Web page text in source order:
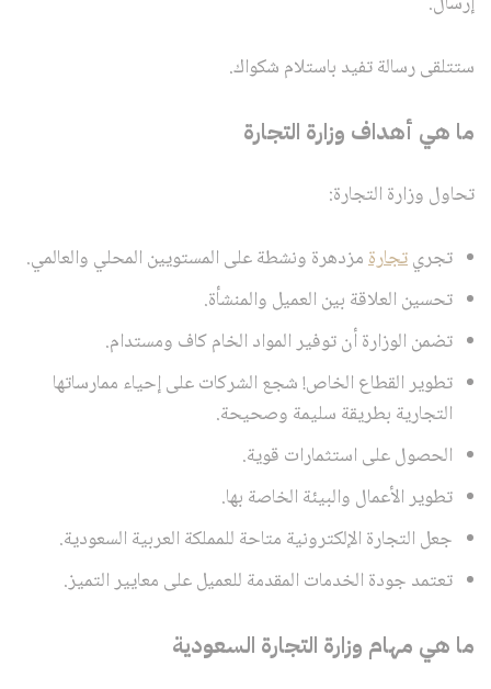
ستتلقى رسالة تفيد باستلام شكواك.
ما هي أهداف وزارة التجارة
تحاول وزارة التجارة:
تجريتجارةمزدهرة ونشطة على المستويين المحلي والعالمي.
تحسين العلاقة بين العميل والمنشأة.
تضمن الوزارة أن توفير المواد الخام كاف ومستدام.
تطوير القطاع الخاص! شجع الشركات على إحياء ممارساتها
التجارية بطريقة سليمة وصحيحة.
الحصول على استثمارات قوية.
تطوير الأعمال والبيئة الخاصة بها.
جعل التجارة الإلكترونية متاحة للمملكة العربية السعودية.
تعتمد جودة الخدمات المقدمة للعميل على معايير التميز.
ما هي مهام وزارة التجارة السعودية